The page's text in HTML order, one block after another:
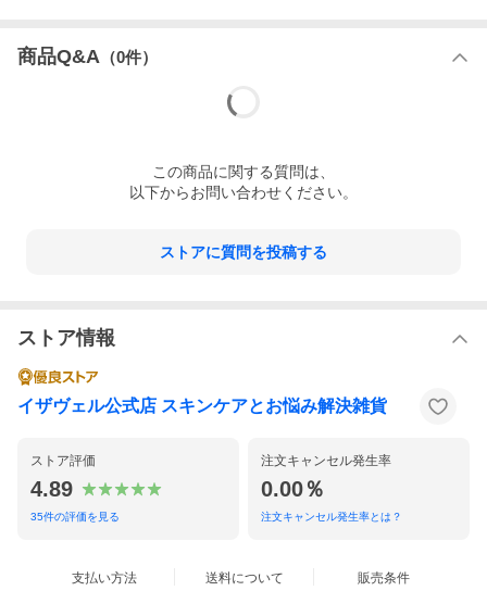
<適応サイズ>（ヒップ）M〜L：87〜100cm L〜LL：92〜105cm
商品Q&A （0件）
この商品に関する質問は、
以下からお問い合わせください。
ストアに質問を投稿する
ストア情報
イザヴェル公式店 スキンケアとお悩み解決雑貨
ストア評価
4.89
35件の評価を見る
注文キャンセル発生率
0.00％
注文キャンセル発生率とは？
支払い方法 送料について 販売条件